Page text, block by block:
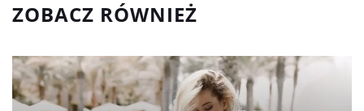
ZOBACZ RÓWNIEŻ